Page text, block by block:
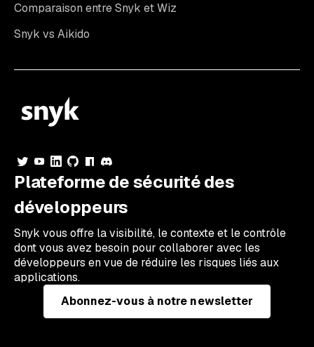
Comparaison entre Snyk et Wiz
Snyk vs Aikido
Plateforme de sécurité des
développeurs
Snyk vous offre la visibilité, le contexte et le contrôle
dont vous avez besoin pour collaborer avec les
développeurs en vue de réduire les risques liés aux
applications.
Abonnez-vous à notre newsletter